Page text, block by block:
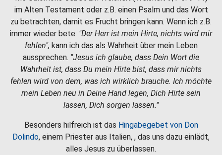
im Alten Testament oder z.B. einen Psalm und das Wort
zu betrachten, damit es Frucht bringen kann. Wenn ich z.B.
immer wieder bete: "Der Herr ist mein Hirte, nichts wird mir
fehlen", kann ich das als Wahrheit über mein Leben
aussprechen. "Jesus ich glaube, dass Dein Wort die
Wahrheit ist, dass Du mein Hirte bist, dass mir nichts
fehlen wird von dem, was ich wirklich brauche. Ich möchte
mein Leben neu in Deine Hand legen, Dich Hirte sein
lassen, Dich sorgen lassen."
Besonders hilfreich ist das Hingabegebet von Don
Dolindo, einem Priester aus Italien, , das uns dazu einlädt,
alles Jesus zu überlassen.